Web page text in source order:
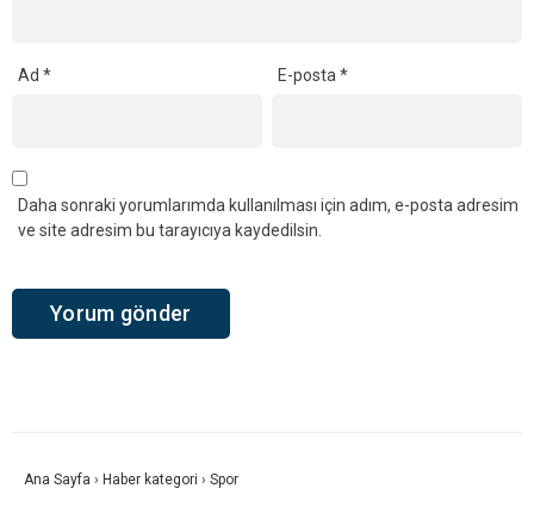
Ad * E-posta*
Daha sonraki yorumlarımda kullanılması için adım, e-posta adresim
ve site adresim bu tarayıcıya kaydedilsin.
Ana Sayfa › Haber kategori › Spor